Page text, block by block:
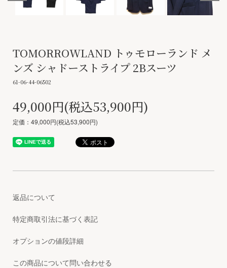
TOMORROWLAND トゥモローランド メ
ンズ シャドーストライプ 2Bスーツ
61-06-44-06502
49,000円(税込53,900円)
定価：49,000円(税込53,900円)
返品について
特定商取引法に基づく表記
オプションの値段詳細
この商品について問い合わせる